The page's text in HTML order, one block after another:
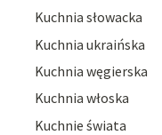
Kuchnia słowacka
Kuchnia ukraińska
Kuchnia węgierska
Kuchnia włoska
Kuchnie świata